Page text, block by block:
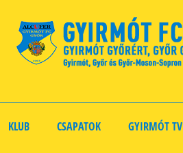
KLUB CSAPATOK GYIRMÓT TV